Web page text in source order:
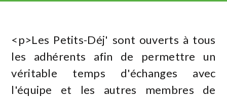
<p>Les Petits-Déj' sont ouverts à tous
les adhérents afin de permettre un
véritable temps d'échanges avec
l'équipe et les autres membres de